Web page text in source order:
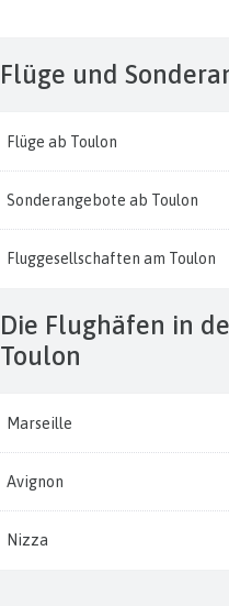
Flüge und
Flüge ab Toulon
Sonderangebote ab Toulon
Fluggesellschaften am Toulon
Die Flughäfen in der Nähe von
Toulon
Marseille
Avignon
Nizza